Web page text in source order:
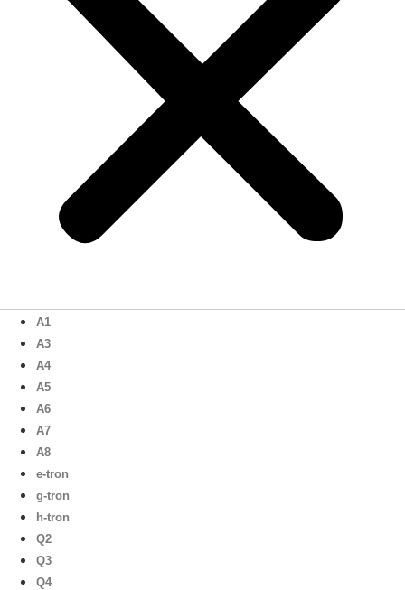
A1
A3
A4
A5
A6
A7
A8
e-tron
g-tron
h-tron
Q2
Q3
Q4